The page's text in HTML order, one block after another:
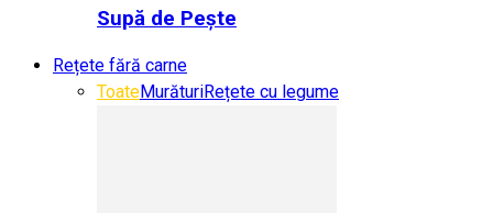
Supă de Pește
Rețete fără carne
ToateMurăturiRețete cu legume